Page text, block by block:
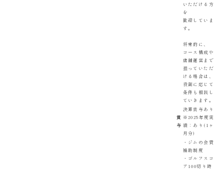
いただける方
を
歓迎していま
す。
将来的に、
コース構成や
店舗運営まで
担っていただ
ける場合は、
役割に応じて
条件も相談し
ていきます。
賞
与
決算賞与あり
※2025年度実
績：あり(1ヶ
月分)
・ジムの会費
補助制度
・ゴルフスコ
ア100切り時